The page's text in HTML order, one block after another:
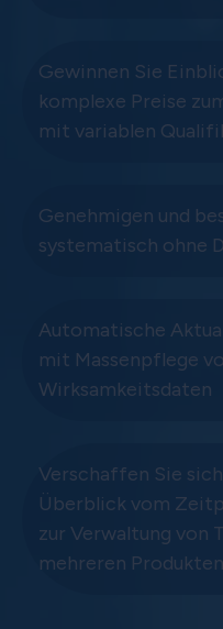
Gewinnen Sie
komplexe Preise
mit variablen
Genehmigen und
systematisch ohne
Automatische
mit Massenpflege
Wirksamkeitsdaten
Verschaffen Sie
Überblick vom
zur Verwaltung von
mehreren